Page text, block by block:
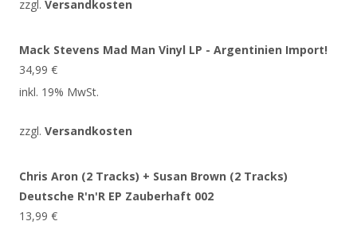
zzgl. Versandkosten
Mack Stevens Mad Man Vinyl LP - Argentinien Import!
34,99 €
inkl. 19% MwSt.
zzgl. Versandkosten
Chris Aron (2 Tracks) + Susan Brown (2 Tracks)
Deutsche R'n'R EP Zauberhaft 002
13,99 €